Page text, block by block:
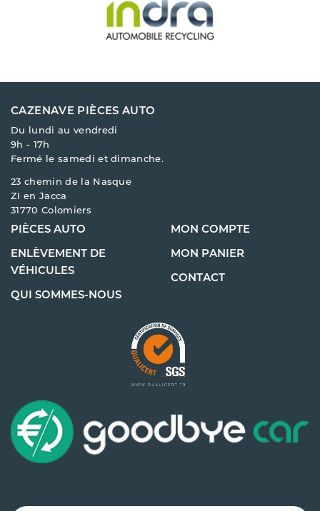
CAZENAVE PIÈCES AUTO
Du lundi au vendredi
9h - 17h
Fermé le samedi et dimanche.
23 chemin de la Nasque
ZI en Jacca
31770 Colomiers
PIÈCES AUTO
ENLÈVEMENT DE
VÉHICULES
QUI SOMMES-NOUS
MON COMPTE
MON PANIER
CONTACT